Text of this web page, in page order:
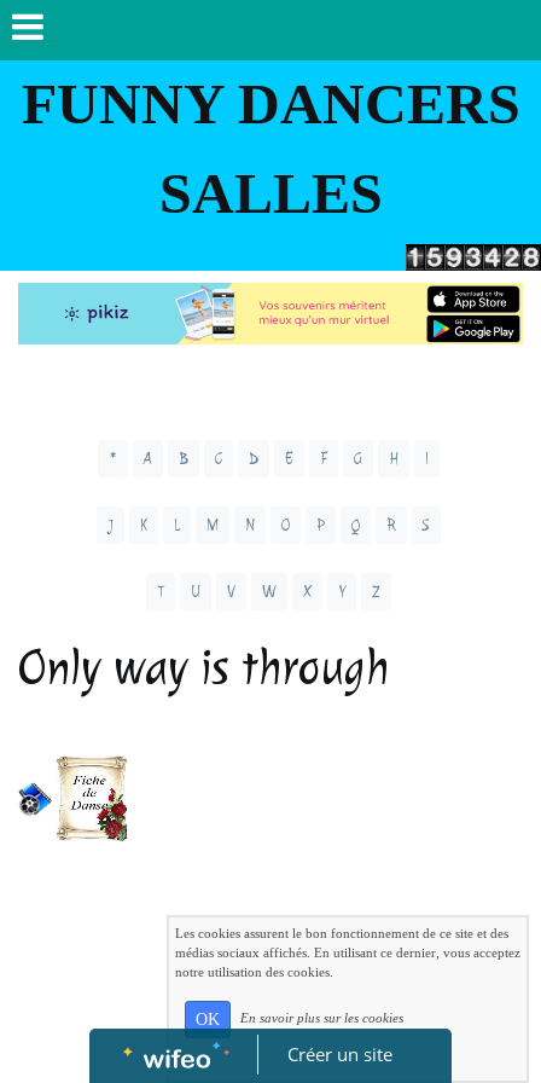
FUNNY DANCERS
SALLES
* A B C D E F G H I
J K L M N O P Q R S
T U V W X Y Z
Only way is through
Créer un site
Les cookies assurent le bon fonctionnement de ce site et des
médias sociaux affichés. En utilisant ce dernier, vous acceptez
notre utilisation des cookies.
OK En savoir plus sur les cookies